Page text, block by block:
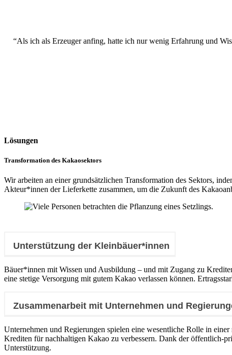
“Als ich als Erzeuger anfing, hatte ich nur wenig Erfahrung und
Lösungen
Transformation des Kakaosektors
Wir arbeiten an einer grundsätzlichen Transformation des Sektors,
Akteur*innen der Lieferkette zusammen, um die Zukunft des
Unterstützung der Kleinbäuer*innen
Bäuer*innen mit Wissen und Ausbildung – und mit Zugang zu
eine stetige Versorgung mit gutem Kakao verlassen können.
Zusammenarbeit mit Unternehmen und
Unternehmen und Regierungen spielen eine wesentliche Rolle in
Krediten für nachhaltigen Kakao zu verbessern. Dank der öffentlich-
Unterstützung.